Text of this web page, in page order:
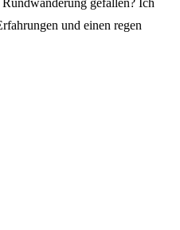
gefallen? Ich
und einen regen